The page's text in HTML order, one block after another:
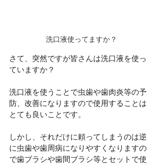
洗口液使ってますか？
さて、突然ですが皆さんは洗口液を使っ
ていますか？
洗口液を使うことで虫歯や歯肉炎等の予
防、改善になりますので使用することは
とても良いことです。
しかし、それだけに頼ってしまうのは逆
に虫歯や歯周病になりやすくなりますの
で歯ブラシや歯間ブラシ等とセットで使